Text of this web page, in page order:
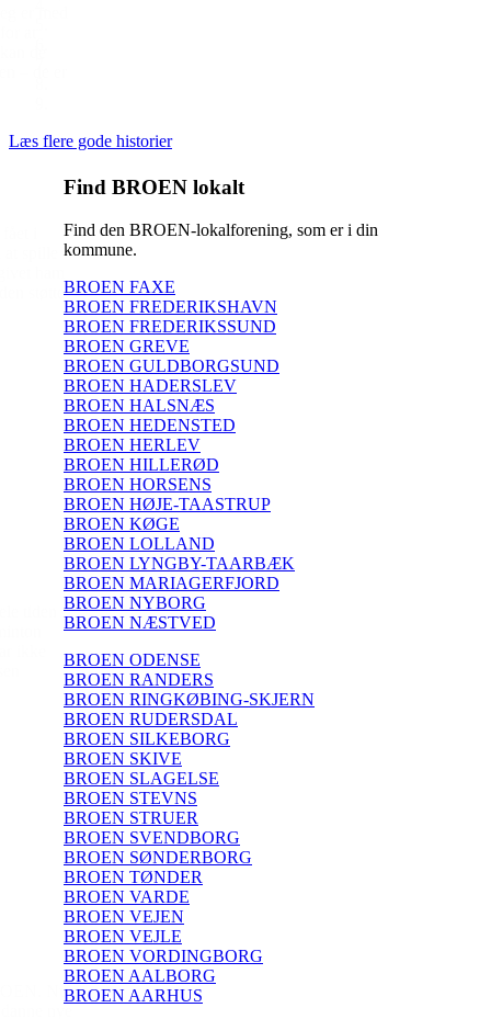
Læs flere gode historier
Find BROEN lokalt
Find den BROEN-lokalforening, som er i din
kommune.
BROEN FAXE
BROEN FREDERIKSHAVN
BROEN FREDERIKSSUND
BROEN GREVE
BROEN GULDBORGSUND
BROEN HADERSLEV
BROEN HALSNÆS
BROEN HEDENSTED
BROEN HERLEV
BROEN HILLERØD
BROEN HORSENS
BROEN HØJE-TAASTRUP
BROEN KØGE
BROEN LOLLAND
BROEN LYNGBY-TAARBÆK
BROEN MARIAGERFJORD
BROEN NYBORG
BROEN NÆSTVED
BROEN ODENSE
BROEN RANDERS
BROEN RINGKØBING-SKJERN
BROEN RUDERSDAL
BROEN SILKEBORG
BROEN SKIVE
BROEN SLAGELSE
BROEN STEVNS
BROEN STRUER
BROEN SVENDBORG
BROEN SØNDERBORG
BROEN TØNDER
BROEN VARDE
BROEN VEJEN
BROEN VEJLE
BROEN VORDINGBORG
BROEN AALBORG
BROEN AARHUS